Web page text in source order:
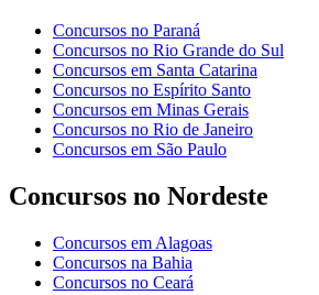
Concursos no Paraná
Concursos no Rio Grande do Sul
Concursos em Santa Catarina
Concursos no Espírito Santo
Concursos em Minas Gerais
Concursos no Rio de Janeiro
Concursos em São Paulo
Concursos no Nordeste
Concursos em Alagoas
Concursos na Bahia
Concursos no Ceará